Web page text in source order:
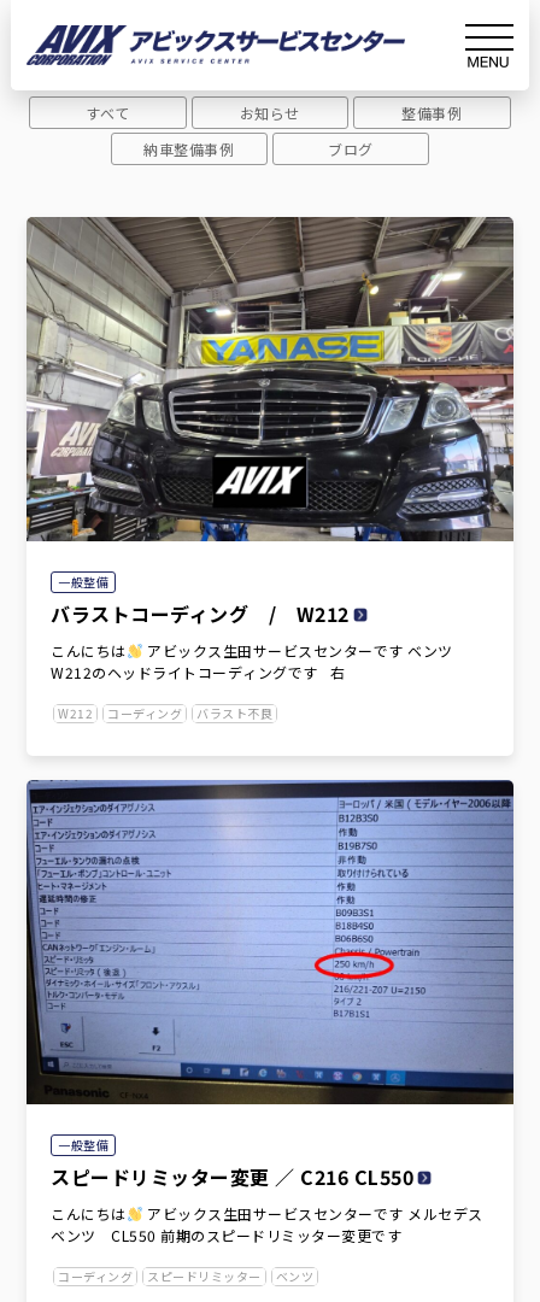
アーカイブ
Archive
ホーム コーディング
すべて お知らせ
整備事例
納車整備事例
ブログ
一般整備
バラストコーディング / W212
こんにちは
アビックス生田サービスセンターです ベンツ
W212のヘッドライトコーディングです 右
W212 コーディング バラスト不良
一般整備
スピードリミッター変更 ／ C216 CL550
こんにちは
ベンツ CL550 前期のスピードリミッター変更です
コーディング スピードリミッター ベンツ